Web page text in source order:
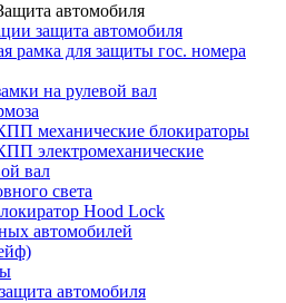
автомобиля
защита автомобиля
рамка для защиты гос. номера
на рулевой вал
механические блокираторы
электромеханические
вал
света
Hood Lock
автомобилей
автомобиля